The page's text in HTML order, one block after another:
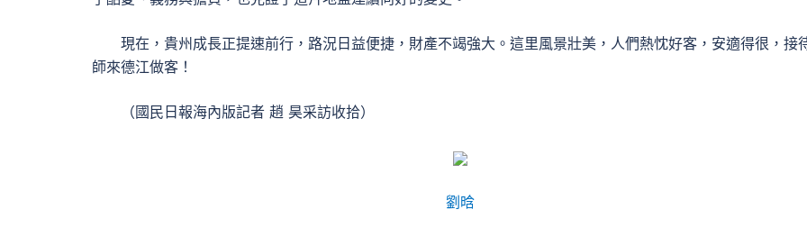
現在，貴州成長正提速前行，路況日益便捷，財產不竭強大。這里風景壯美，人們熱忱好客，安適得很，接
師來德江做客！
（國民日報海內版記者 趙 昊采訪收拾）
劉晗